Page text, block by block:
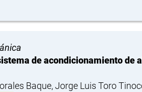
de acondicionamiento
Baque, Jorge Luis Toro